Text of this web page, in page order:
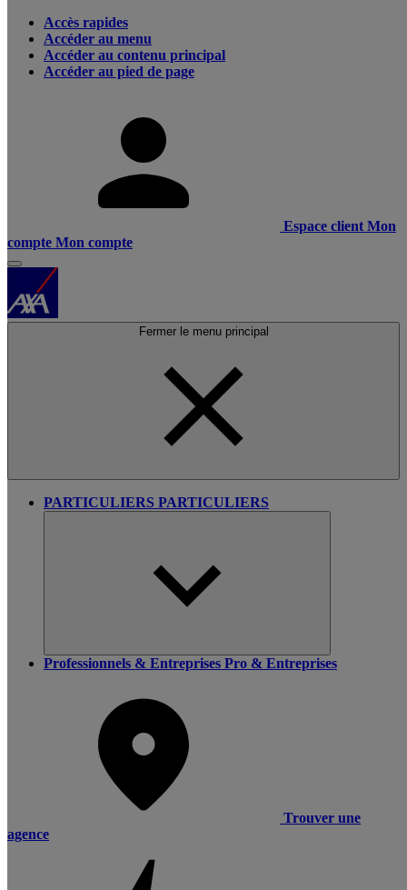
Accès rapides
Accéder au menu
Accéder au contenu principal
Accéder au pied de page
Espace client Mon
compte Mon compte
Fermer le menu principal
PARTICULIERS PARTICULIERS
Professionnels & Entreprises Pro & Entreprises
Trouver une
agence